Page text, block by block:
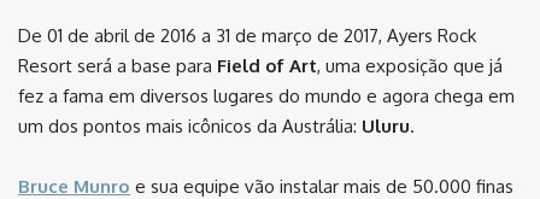
De 01 de abril de 2016 a 31 de março de 2017, Ayers Rock
Resort será a base para Field of Art, uma exposição que já
fez a fama em diversos lugares do mundo e agora chega em
um dos pontos mais icônicos da Austrália: Uluru.
Bruce Munro e sua equipe vão instalar mais de 50.000 finas